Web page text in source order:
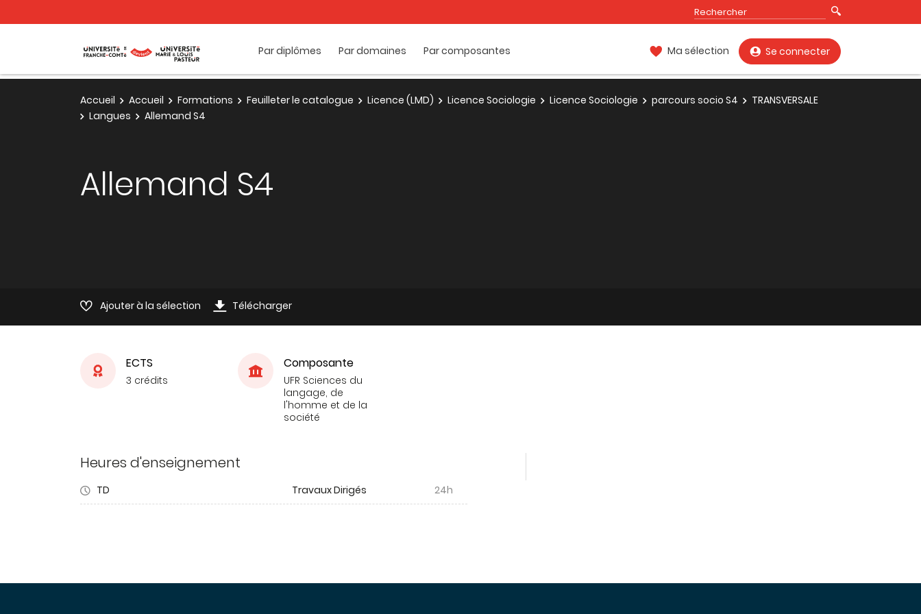
Par diplômes Par domaines Par composantes Ma sélection Se connecter
Accueil Accueil Formations Feuilleter le catalogue Licence (LMD) Licence Sociologie Licence Sociologie parcours socio S4
TRANSVERSALE
Langues
Allemand S4
Allemand S4
Ajouter à la sélection Télécharger
ECTS
3 crédits
Composante
UFR Sciences du
langage, de
l'homme et de la
société
Heures d'enseignement
TD Travaux Dirigés 24h